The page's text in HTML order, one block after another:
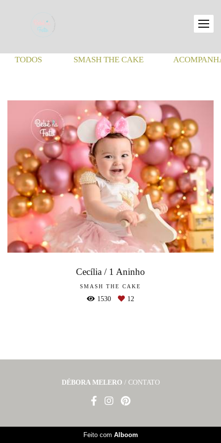
TODOS SMASH THE CAKE
Cecília / 1 Aninho
SMASH THE CAKE
1530 12
DÉBORA MELERO / CONTATO
Feito com Alboom